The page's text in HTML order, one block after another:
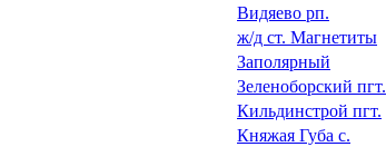
Видяево рп.
ж/д ст. Магнетиты
Заполярный
Зеленоборский пгт.
Кильдинстрой пгт.
Княжая Губа с.